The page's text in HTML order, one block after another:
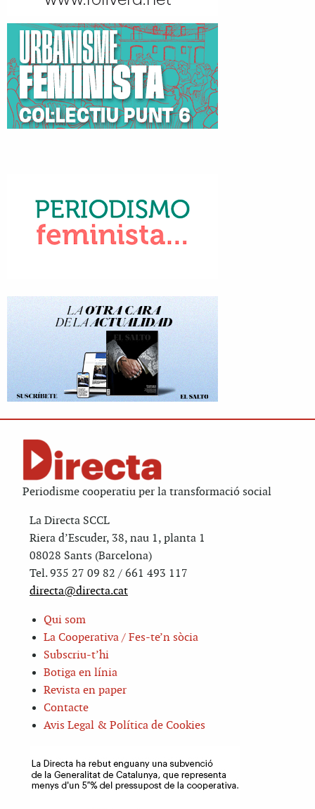
Periodisme cooperatiu per la transformació social
La Directa SCCL
Riera d’Escuder, 38, nau 1, planta 1
08028 Sants (Barcelona)
Tel. 935 27 09 82 / 661 493 117
directa@directa.cat
Qui som
La Cooperativa / Fes-te’n sòcia
Subscriu-t’hi
Botiga en línia
Revista en paper
Contacte
Avis Legal & Política de Cookies